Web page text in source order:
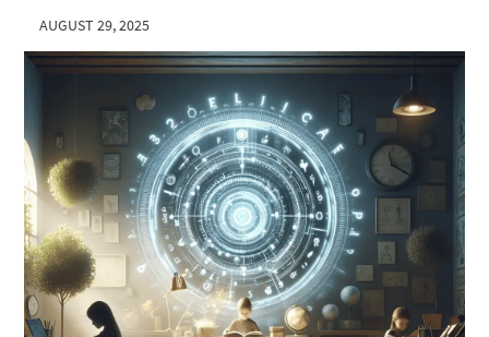
AUGUST 29, 2025